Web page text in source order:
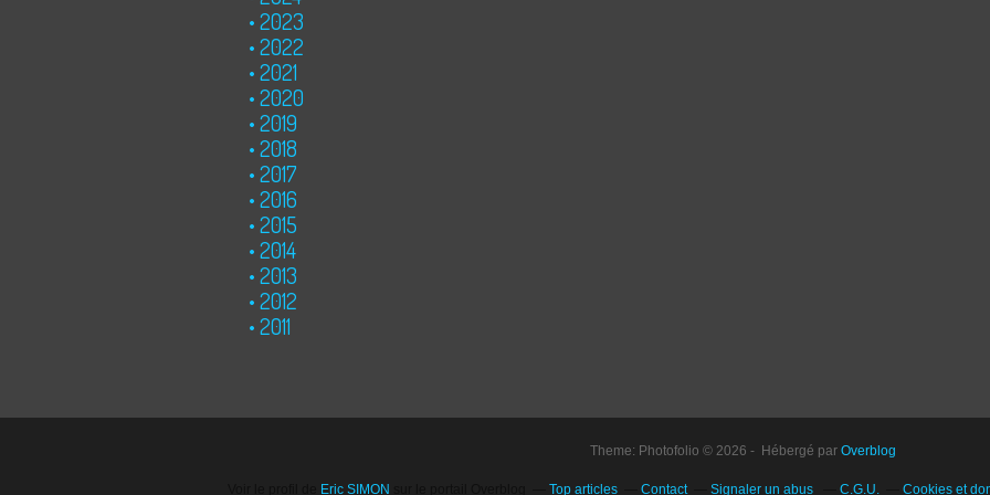
2023
2022
2021
2020
2019
2018
2017
2016
2015
2014
2013
2012
2011
Theme: Photofolio © 2026 - Hébergé par Overblog
Eric SIMON Top articles Contact Signaler un abus C.G.U. Cookies et